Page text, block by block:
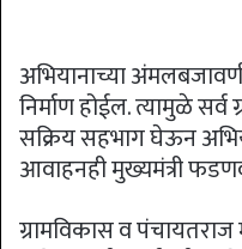
अभियानाच्या
निर्माण होईल. त्यामुळे
सक्रिय सहभाग घेऊन
आवाहनही मुख्यमंत्री
ग्रामविकास व पंचायतराज